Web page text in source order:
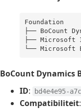
Foundation
├── BoCount
├──
BoCount Dynamics
ID: bd4e4e95-
Compatibiliteit